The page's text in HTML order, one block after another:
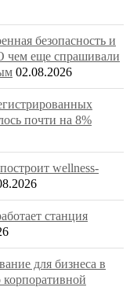
безопасность и
чем еще спрашивали
02.08.2026
почти на 8%
wellness-
станция
для бизнеса в